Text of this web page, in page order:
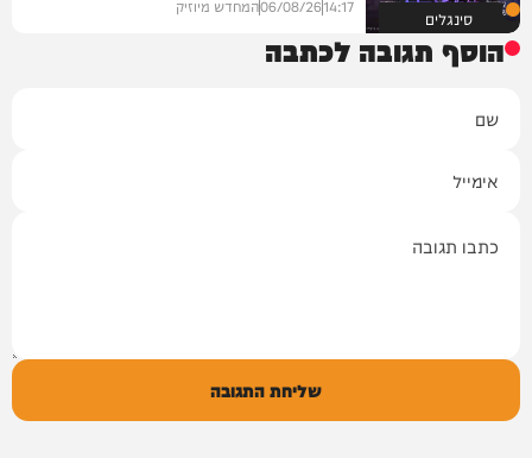
סינגלים 14:17
06/08/26המחדש מיוזיק
הוסף תגובה לכתבה
שליחת התגובה